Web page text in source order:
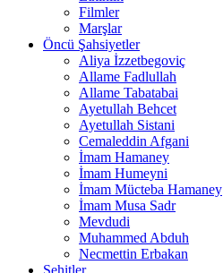
Filmler
Marşlar
Öncü Şahsiyetler
Aliya İzzetbegoviç
Allame Fadlullah
Allame Tabatabai
Ayetullah Behcet
Ayetullah Sistani
Cemaleddin Afgani
İmam Hamaney
İmam Humeyni
İmam Mücteba Hamaney
İmam Musa Sadr
Mevdudi
Muhammed Abduh
Necmettin Erbakan